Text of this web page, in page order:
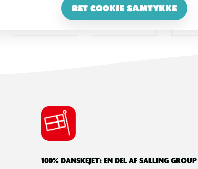
RET COOKIE SAMTYKKE
100% DANSKEJET: EN DEL AF SALLING GROUP